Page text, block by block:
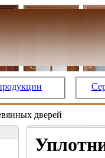
дверей